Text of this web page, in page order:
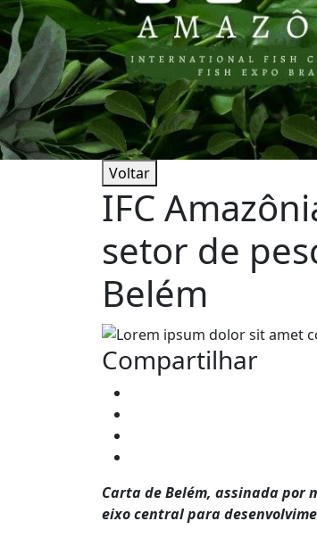
Voltar
IFC
setor de
Belém
Compartilhar
Carta de Belém, assinada por
eixo central para